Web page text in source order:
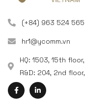
(+84) 963 524 565
hr1@ycomm.vn
HQ: 1503, 15th
R&D: 204, 2nd